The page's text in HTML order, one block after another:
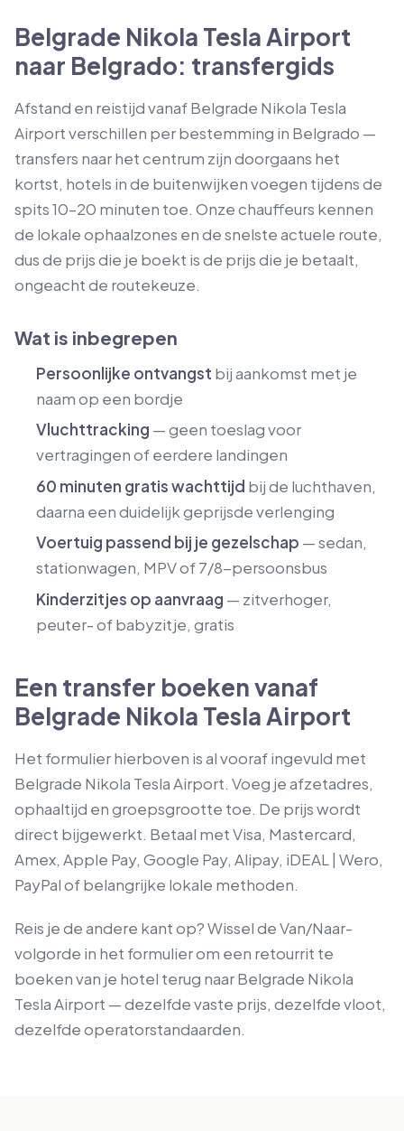
Belgrade Nikola Tesla Airport
naar Belgrado: transfergids
Afstand en reistijd vanaf Belgrade Nikola Tesla
Airport verschillen per bestemming in Belgrado —
transfers naar het centrum zijn doorgaans het
kortst, hotels in de buitenwijken voegen tijdens de
spits 10–20 minuten toe. Onze chauffeurs kennen
de lokale ophaalzones en de snelste actuele route,
dus de prijs die je boekt is de prijs die je betaalt,
ongeacht de routekeuze.
Wat is inbegrepen
Persoonlijke ontvangst bij aankomst met je
naam op een bordje
Vluchttracking — geen toeslag voor
vertragingen of eerdere landingen
60 minuten gratis wachttijd bij de luchthaven,
daarna een duidelijk geprijsde verlenging
Voertuig passend bij je gezelschap — sedan,
stationwagen, MPV of 7/8-persoonsbus
Kinderzitjes op aanvraag — zitverhoger,
peuter- of babyzitje, gratis
Een transfer boeken vanaf
Belgrade Nikola Tesla Airport
Het formulier hierboven is al vooraf ingevuld met
Belgrade Nikola Tesla Airport. Voeg je afzetadres,
ophaaltijd en groepsgrootte toe. De prijs wordt
direct bijgewerkt. Betaal met Visa, Mastercard,
Amex, Apple Pay, Google Pay, Alipay, iDEAL | Wero,
PayPal of belangrijke lokale methoden.
Reis je de andere kant op? Wissel de Van/Naar-
volgorde in het formulier om een retourrit te
boeken van je hotel terug naar Belgrade Nikola
Tesla Airport — dezelfde vaste prijs, dezelfde vloot,
dezelfde operatorstandaarden.